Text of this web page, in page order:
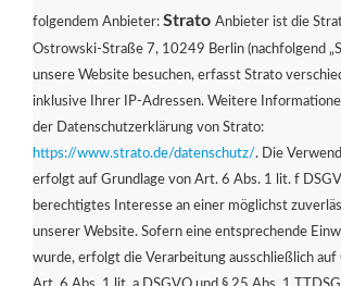
folgendem Anbieter: Strato Anbieter ist die
Ostrowski-Straße 7, 10249 Berlin (nachfolgend
unsere Website besuchen, erfasst Strato
inklusive Ihrer IP-Adressen. Weitere
der Datenschutzerklärung von Strato:
https://www.strato.de/datenschutz/. Die
erfolgt auf Grundlage von Art. 6 Abs. 1 lit. f
berechtigtes Interesse an einer möglichst
unserer Website. Sofern eine entsprechende
wurde, erfolgt die Verarbeitung ausschließlich auf